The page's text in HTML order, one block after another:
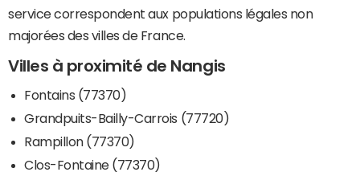
service correspondent aux populations légales non
majorées des villes de France.
Villes à proximité de Nangis
Fontains (77370)
Grandpuits-Bailly-Carrois (77720)
Rampillon (77370)
Clos-Fontaine (77370)